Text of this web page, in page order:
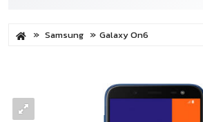
Samsung Galaxy On6